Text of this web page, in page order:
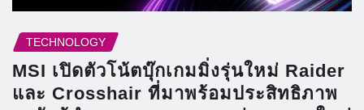
TECHNOLOGY
MSI เปิดตัวโน้ตบุ๊กเกมมิ่งรุ่นใหม่ Raider
และ Crosshair ที่มาพร้อมประสิทธิภาพ